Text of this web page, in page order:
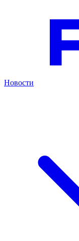
Новости